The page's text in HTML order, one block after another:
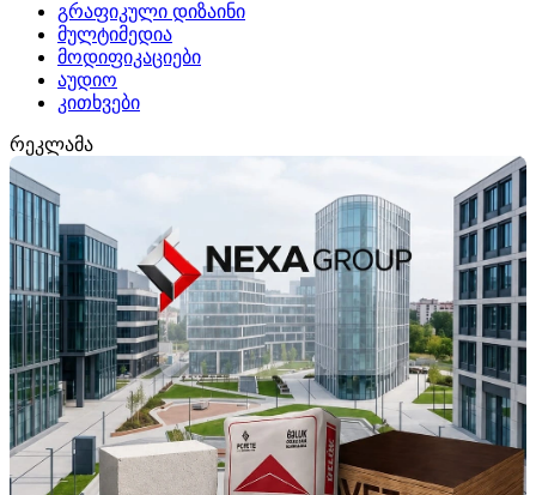
გრაფიკული დიზაინი
მულტიმედია
მოდიფიკაციები
აუდიო
კითხვები
რეკლამა